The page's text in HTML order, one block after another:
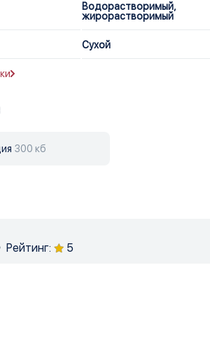
Водорастворимый,
жирорастворимый
Сухой
300 кб
Рейтинг: 5